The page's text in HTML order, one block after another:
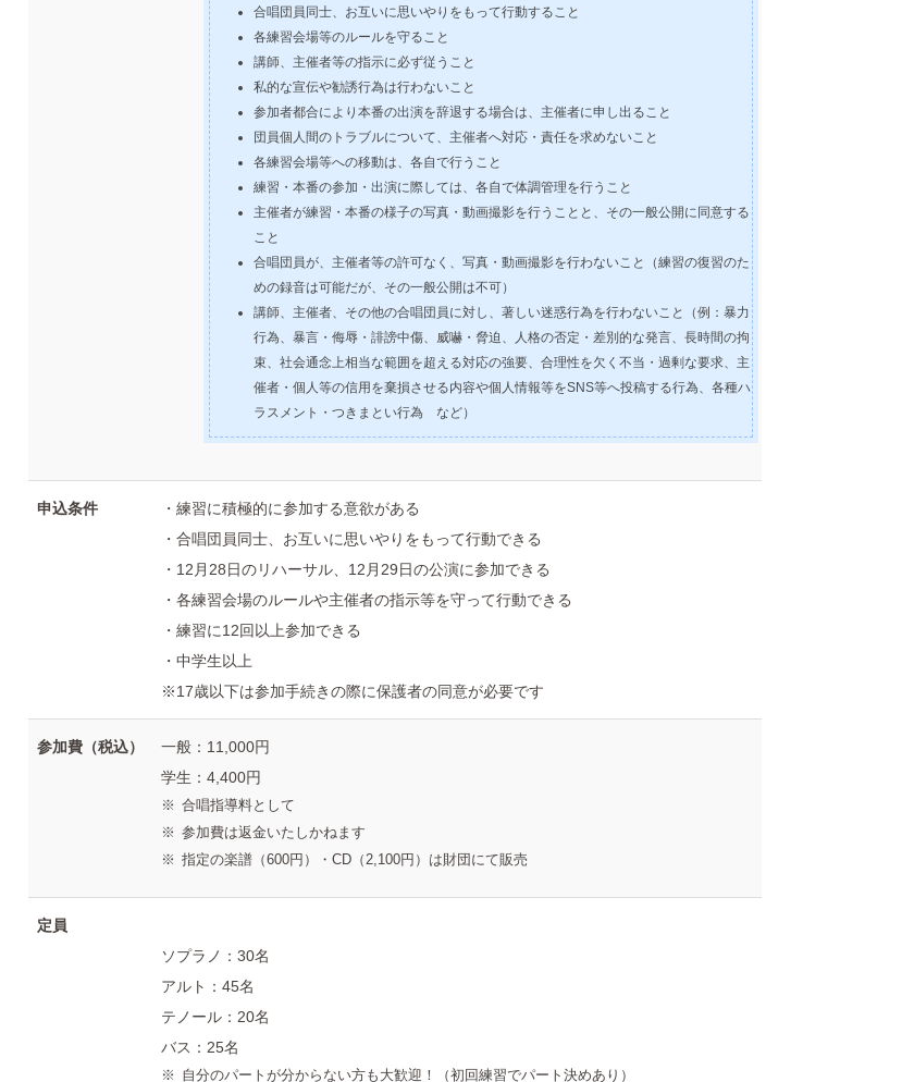
合唱団員同士、お互いに思いやりをもって行動すること
各練習会場等のルールを守ること
講師、主催者等の指示に必ず従うこと
私的な宣伝や勧誘行為は行わないこと
参加者都合により本番の出演を辞退する場合は、主催者に申し出ること
団員個人間のトラブルについて、主催者へ対応・責任を求めないこと
各練習会場等への移動は、各自で行うこと
練習・本番の参加・出演に際しては、各自で体調管理を行うこと
主催者が練習・本番の様子の写真・動画撮影を行うことと、その一般公開に同意する
こと
合唱団員が、主催者等の許可なく、写真・動画撮影を行わないこと（練習の復習のた
めの録音は可能だが、その一般公開は不可）
講師、主催者、その他の合唱団員に対し、著しい迷惑行為を行わないこと（例：暴力
行為、暴言・侮辱・誹謗中傷、威嚇・脅迫、人格の否定・差別的な発言、長時間の拘
束、社会通念上相当な範囲を超える対応の強要、合理性を欠く不当・過剰な要求、主
催者・個人等の信用を棄損させる内容や個人情報等をSNS等へ投稿する行為、各種ハ
ラスメント・つきまとい行為 など）
申込条件
・練習に積極的に参加する意欲がある
・合唱団員同士、お互いに思いやりをもって行動できる
・12月28日のリハーサル、12月29日の公演に参加できる
・各練習会場のルールや主催者の指示等を守って行動できる
・練習に12回以上参加できる
・中学生以上
※17歳以下は参加手続きの際に保護者の同意が必要です
参加費（税込）
一般：11,000円
学生：4,400円
合唱指導料として
参加費は返金いたしかねます
指定の楽譜（600円）・CD（2,100円）は財団にて販売
定員
ソプラノ：30名
アルト：45名
テノール：20名
バス：25名
自分のパートが分からない方も大歓迎！（初回練習でパート決めあり）